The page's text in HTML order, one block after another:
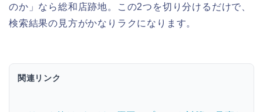
のか」なら総和店跡地。この2つを切り分けるだけで、
検索結果の見方がかなりラクになります。
関連リンク